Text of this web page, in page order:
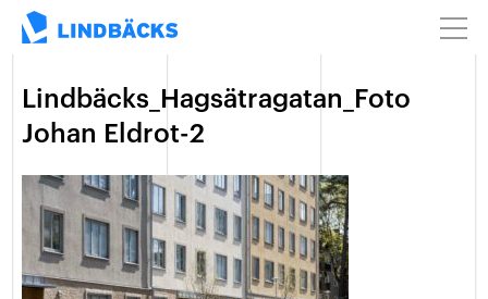
Lindbäcks_Hagsätragatan_Foto
Johan Eldrot-2